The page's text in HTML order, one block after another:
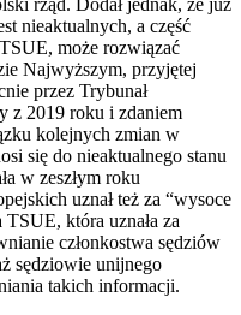
rząd. Dodał jednak, że już
nieaktualnych, a część
może rozwiązać
Najwyższym, przyjętej
przez Trybunał
z 2019 roku i zdaniem
kolejnych zmian w
się do nieaktualnego stanu
w zeszłym roku
uznał też za “wysoce
TSUE, która uznała za
członkostwa sędziów
sędziowie unijnego
takich informacji.